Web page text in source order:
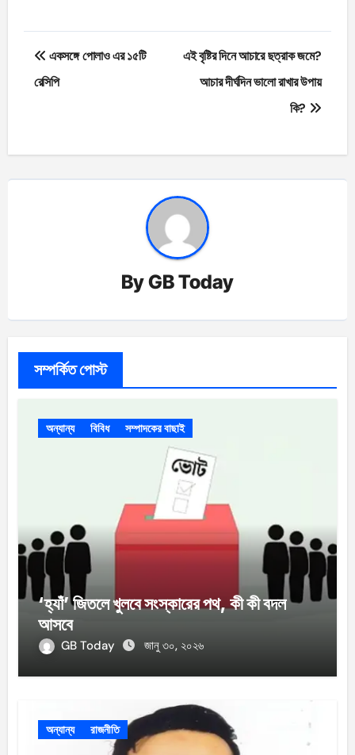
Post
navigation
একসঙ্গে পোলাও এর ১৫টি
রেসিপি
এই বৃষ্টির দিনে আচারে ছত্রাক জমে?
আচার দীর্ঘদিন ভালো রাখার উপায়
কি?
ByGB Today
সম্পর্কিত পোস্ট
অন্যান্য বিবিধ সম্পাদকের বাছাই
‘হ্যাঁ’ জিতলে খুলবে সংস্কারের পথ, কী কী বদল
আসবে
GB Today জানু ৩০, ২০২৬
অন্যান্য রাজনীতি